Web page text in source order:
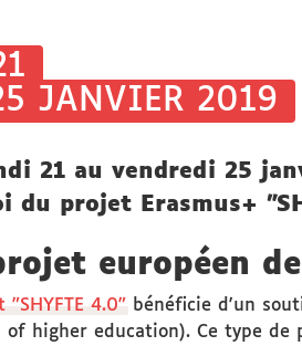
JANVIER 2019
21 au vendredi 25
du projet Erasmus+
européen
"SHYFTE 4.0" bénéficie d'un
higher education). Ce type